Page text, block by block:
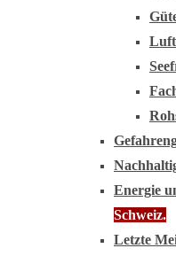
Energie
Schweiz.
Letzte